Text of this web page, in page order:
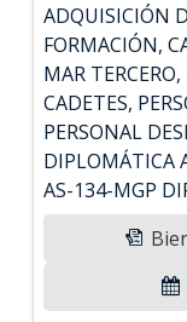
ADQUISICIÓN
FORMACIÓN,
MAR
CADETES,
PERSONAL
DIPLOMÁTICA
AS-134-MGP